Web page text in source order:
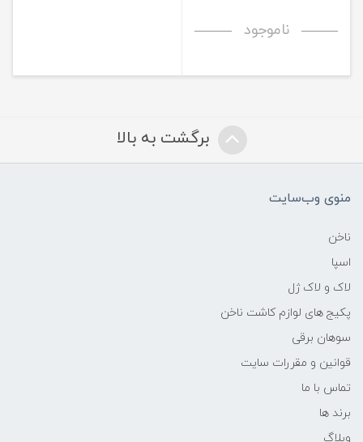
ناموجود
برگشت به بالا
منوی وب‌سایت
ناخن
اسپا
لاک و لاک ژل
پکیج های لوازم کاشت ناخن
سوهان برقی
قوانین و مقررات سایت
تماس با ما
برند ها
وبلاگ